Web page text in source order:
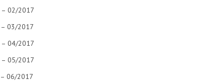
– 02/2017
– 03/2017
– 04/2017
– 05/2017
06/2017